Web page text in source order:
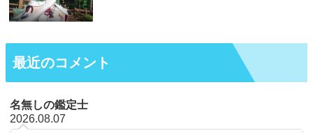
最近のコメント
名無しの鑑定士
2026.08.07